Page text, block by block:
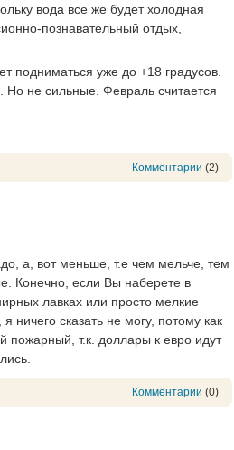
вода все же будет холодная
познавательный отдых,
подниматься уже до +18 градусов.
не сильные. Февраль считается
Комментарии (2)
а, вот меньше, т.е чем мельче, тем
Конечно, если Вы наберете в
лавках или просто мелкие
сказать не могу, потому как
пожарный, т.к. доллары к евро идут
Комментарии (0)